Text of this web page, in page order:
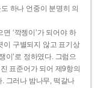
하나 언중이 분명히 의
‘깍젱이’가 되어야 하
이 구별되지 않고 표기상
이’로 정하였다. 그럼으
표준어가 되어 제9항의
그러나 밤나무, 떡갈나